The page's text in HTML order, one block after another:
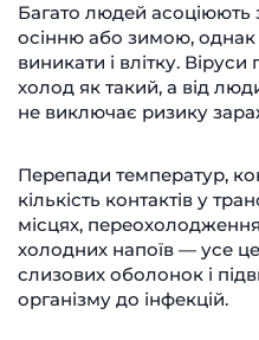
Багато людей асоціюють
осінню або зимою, однак
виникати і влітку.
холод як такий, а від
не виключає ризику
Перепади температур,
кількість контактів у
місцях,
холодних напоїв — усе
слизових оболонок і
організму до інфекцій.